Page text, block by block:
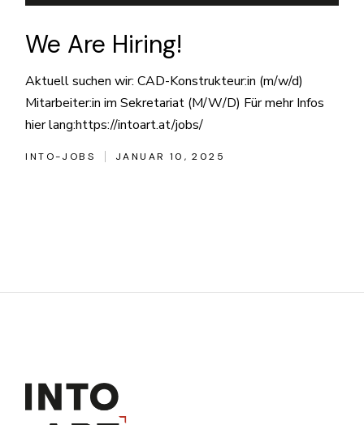
We Are Hiring!
Aktuell suchen wir: CAD-Konstrukteur:in (m/w/d)
Mitarbeiter:in im Sekretariat (M/W/D) Für mehr Infos
hier lang:https://intoart.at/jobs/
INTO-JOBS JANUAR 10, 2025